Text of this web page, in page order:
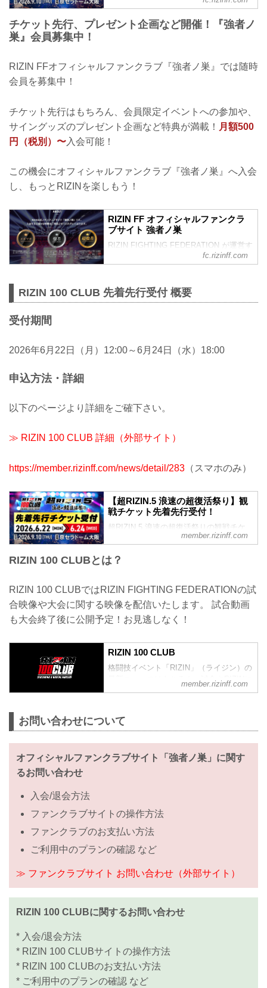
ットをRIZIN FFオフィシャルファンクラ
2026年6月22日(月)12:00から先着先行受
様はお申込み多数の場合、お席の優先確
RIZIN.5 浪速の超復活祭り【日時】2026
年9月10日(...
チケット先行、プレゼント企画など開催！『強者ノ
巣』会員募集中！
RIZIN FFオフィシャルファンクラブ『強者ノ巣』では随時
会員を募集中！
チケット先行はもちろん、会員限定イベントへの参加や、
サイングッズのプレゼント企画など特典が満載！ 月額500
円（税別）〜入会可能！
この機会にオフィシャルファンクラブ『強者ノ巣』へ入会
し、もっとRIZINを楽しもう！
RIZIN FF オフィシャルファンクラ
ブサイト 強者ノ巣
RIZIN FIGHTING FEDERATION が運営す
るオフィシャルファンクラブサイト強者
fc.rizinff.com
RIZIN 100 CLUB 先着先行受付 概要
受付期間
2026年6月22日（月）12:00～6月24日（水）18:00
申込方法・詳細
以下のページより詳細をご確下さい。
≫ RIZIN 100 CLUB 詳細（外部サイト）
https://member.rizinff.com/news/detail/283 （スマホのみ）
【超RIZIN.5 浪速の超復活祭り】観
戦チケット先着先行受付！
超RIZIN.5 浪速の超復活祭りの観戦チケ
（月）12時00分より先着先行受付をスタ
抽選で決定させていただきます。お申込
み多数の場合、お席の優先確保のみで、
良席の保障はいたしかねます。&nbsp;超
RIZIN.5 浪速の超復活祭り＜大会概要／
（木）15：00開場予定 17：00開始予定※
開...
member.rizinff.com
RIZIN 100 CLUBとは？
RIZIN 100 CLUBではRIZIN FIGHTING FEDERATIONの試
合映像や大会に関する映像を配信いたします。 試合動画
も大会終了後に公開予定！お見逃しなく！
RIZIN 100 CLUB
格闘技イベント「RIZIN」（ライジン）の
最新ニュースはもちろん、試合やRIZINに
member.rizinff.com
お問い合わせについて
オフィシャルファンクラブサイト「強者ノ巣」に関す
るお問い合わせ
入会/退会方法
ファンクラブサイトの操作方法
ファンクラブのお支払い方法
ご利用中のプランの確認 など
≫ ファンクラブサイト お問い合わせ（外部サイト）
RIZIN 100 CLUBに関するお問い合わせ
* 入会/退会方法
* RIZIN 100 CLUBサイトの操作方法
* RIZIN 100 CLUBのお支払い方法
* ご利用中のプランの確認 など